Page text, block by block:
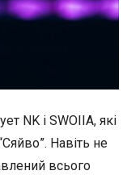
NK і SWOIIA, які
Навіть не
всього